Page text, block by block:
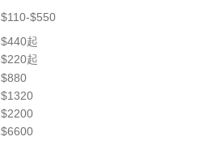
$110-$550
$440起
$220起
$880
$1320
$2200
$6600